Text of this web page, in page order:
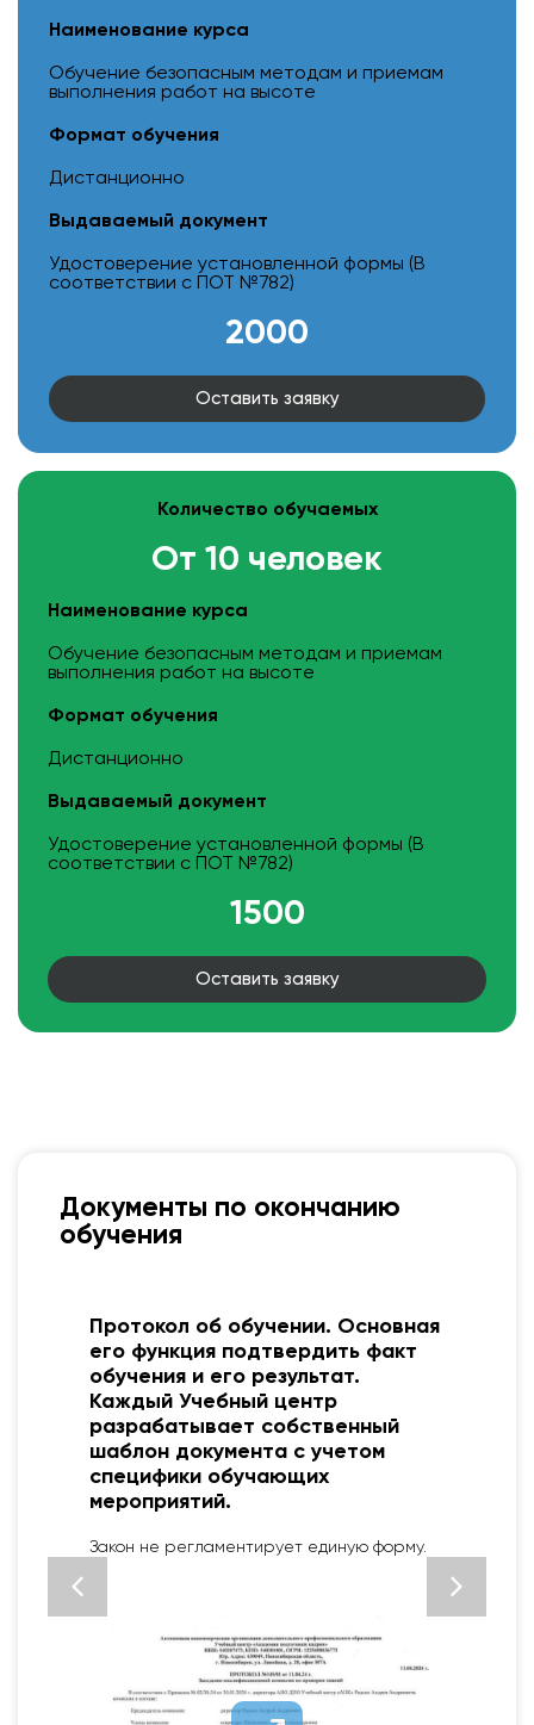
Наименование курса
Обучение безопасным методам и приемам
выполнения работ на высоте
Формат обучения
Дистанционно
Выдаваемый документ
Удостоверение установленной формы (В
соответствии с ПОТ №782)
2000
Оставить заявку
Количество обучаемых
От 10 человек
Наименование курса
Обучение безопасным методам и приемам
выполнения работ на высоте
Формат обучения
Дистанционно
Выдаваемый документ
Удостоверение установленной формы (В
соответствии с ПОТ №782)
1500
Оставить заявку
Документы по окончанию
обучения
Удостоверение о допуске к
работам на высоте
Установленный образец Приказ от 16
ноября 2020 года N 782н «Об утверждении
Правил по охране труда при работе на
высоте»